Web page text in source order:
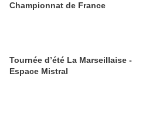
Championnat de France
Tournée d’été La Marseillaise -
Espace Mistral